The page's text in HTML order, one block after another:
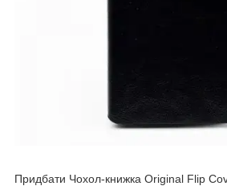
Придбати Чохол-книжка Original Flip